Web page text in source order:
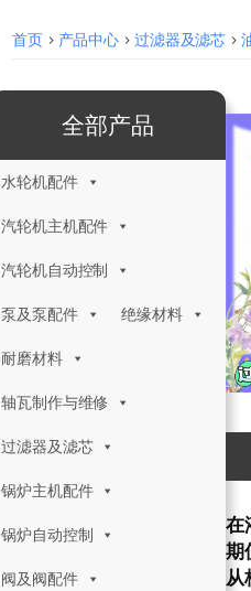
首页> 产品中心 > 过滤器及滤芯 >
全部产品
水轮机配件
汽轮机主机配件
汽轮机自动控制
泵及泵配件 绝缘材料
耐磨材料
轴瓦制作与维修
过滤器及滤芯
锅炉主机配件
锅炉自动控制
阀及阀配件
在
期
从